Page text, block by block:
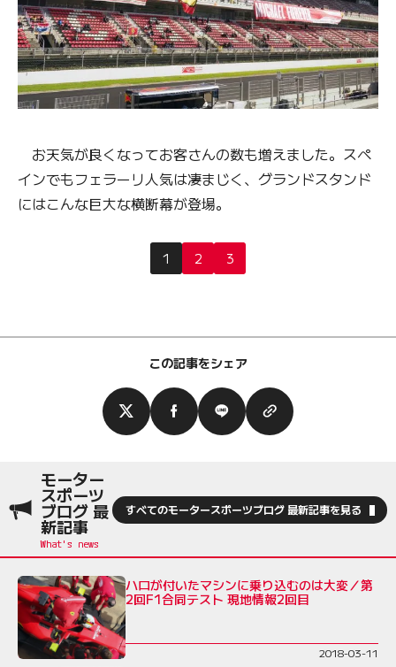
お天気が良くなってお客さんの数も増えました。スペ
インでもフェラーリ人気は凄まじく、グランドスタンド
にはこんな巨大な横断幕が登場。
1 2 3
この記事をシェア
モーター
スポーツ
ブログ 最
新記事
すべてのモータースポーツブログ 最新記事を見る
ハロが付いたマシンに乗り込むのは大変／第
2回F1合同テスト 現地情報2回目
2018-03-11